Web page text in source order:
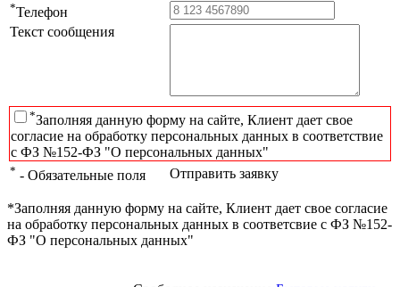
*Телефон
Текст сообщения
*Заполняя данную форму на сайте, Клиент дает свое
согласие на обработку персональных данных в соответствие
с ФЗ №152-ФЗ "О персональных данных"
* - Обязательные поля Отправить заявку
*Заполняя данную форму на сайте, Клиент дает свое согласие
на обработку персональных данных в соответсвие с ФЗ №152-
ФЗ "О персональных данных"